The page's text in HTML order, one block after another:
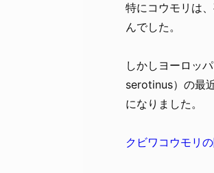
特にコウモリは
んでした。
しかしヨーロッ
serotinus）の最
になりました。
クビワコウモリ